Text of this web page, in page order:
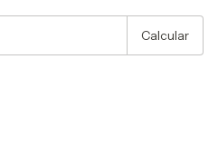
Calcular